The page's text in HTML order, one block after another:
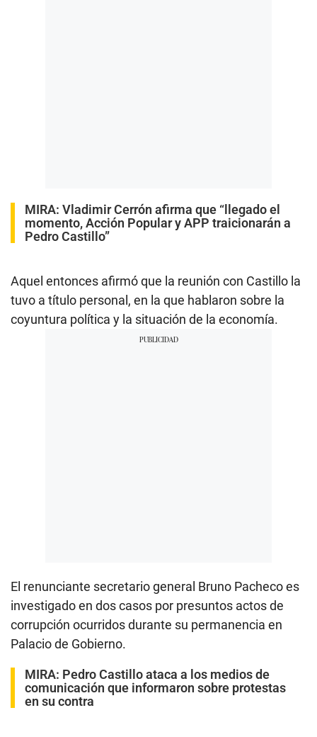
MIRA: Vladimir Cerrón afirma que “llegado el
momento, Acción Popular y APP traicionarán a
Pedro Castillo”
Aquel entonces afirmó que la reunión con Castillo la
tuvo a título personal, en la que hablaron sobre la
coyuntura política y la situación de la economía.
El renunciante secretario general Bruno Pacheco es
investigado en dos casos por presuntos actos de
corrupción ocurridos durante su permanencia en
Palacio de Gobierno.
MIRA: Pedro Castillo ataca a los medios de
comunicación que informaron sobre protestas
en su contra